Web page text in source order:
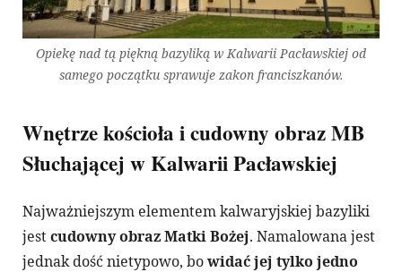
Opiekę nad tą piękną bazyliką w Kalwarii Pacławskiej od
samego początku sprawuje zakon franciszkanów.
Wnętrze kościoła i cudowny obraz MB
Słuchającej w Kalwarii Pacławskiej
Najważniejszym elementem kalwaryjskiej bazyliki
jestcudowny obraz Matki Bożej. Namalowana jest
jednak dość nietypowo, bowidać jej tylko jedno